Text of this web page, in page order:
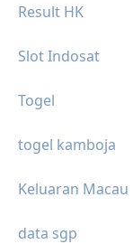
Result HK
Slot Indosat
Togel
togel kamboja
Keluaran Macau
data sgp